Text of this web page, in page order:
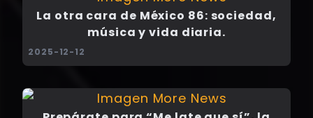
La otra cara de México 86: sociedad,
música y vida diaria.
2025-12-12